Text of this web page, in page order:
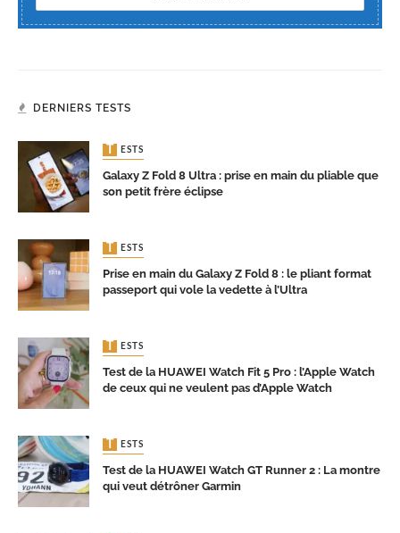
DERNIERS TESTS
TESTS
Galaxy Z Fold 8 Ultra : prise en main du pliable que
son petit frère éclipse
TESTS
Prise en main du Galaxy Z Fold 8 : le pliant format
passeport qui vole la vedette à l’Ultra
TESTS
Test de la HUAWEI Watch Fit 5 Pro : l’Apple Watch
de ceux qui ne veulent pas d’Apple Watch
TESTS
Test de la HUAWEI Watch GT Runner 2 : La montre
qui veut détrôner Garmin